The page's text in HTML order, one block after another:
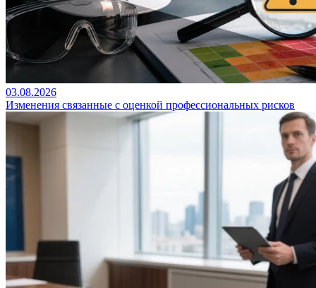
03.08.2026
Изменения связанные с оценкой профессиональных рисков